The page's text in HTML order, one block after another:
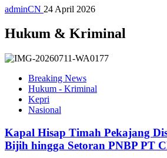
adminCN 24 April 2026
Hukum & Kriminal
Breaking News
Hukum - Kriminal
Kepri
Nasional
Kapal Hisap Timah Pekajang
Bijih hingga Setoran PNBP PT